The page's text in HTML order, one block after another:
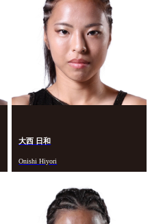
大西 日和
Onishi Hiyori